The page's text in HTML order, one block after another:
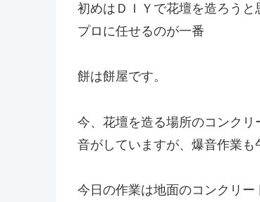
初めはＤＩＹで花壇を造ろう
プロに任せるのが一番
餅は餅屋です。
今、花壇を造る場所のコンク
音がしていますが、爆音作業も
今日の作業は地面のコンクリ